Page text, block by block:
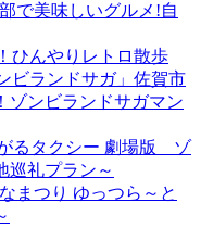
で美味しいグルメ!自
ひんやりレトロ散歩
ビランドサガ」佐賀市
ゾンビランドサガマン
るタクシー 劇場版 ゾ
巡礼プラン～
まつり ゆっつら～と